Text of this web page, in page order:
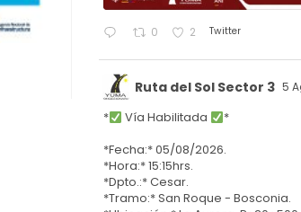
0 2 Twitter
Ruta del Sol Sector 3 5
* Vía Habilitada
*
*Fecha:* 05/08/2026.
*Hora:* 15:15hrs.
*Dpto.:* Cesar.
*Tramo:* San Roque - Bosconia.